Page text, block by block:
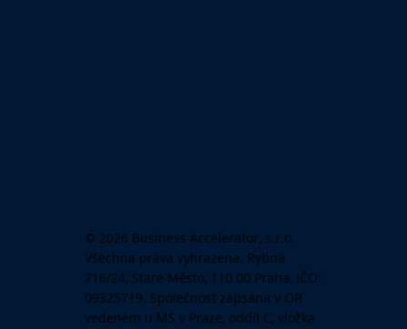
© 2026 Business Accelerator, s.r.o.
Všechna práva vyhrazena. Rybná
716/24, Staré Město, 110 00 Praha, IČO:
09325719. Společnost zapsána v OR
vedeném u MS v Praze, oddíl C, vložka